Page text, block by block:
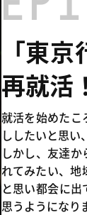
「東京
再就活！
就活を始めたこ
ししたいと思い
しかし、友達
れてみたい、地
と思い都会に出
思うようになり